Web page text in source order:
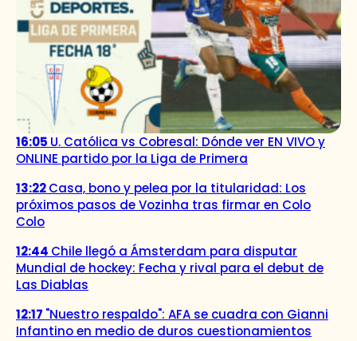
16:05 U. Católica vs Cobresal: Dónde ver EN VIVO y
ONLINE partido por la Liga de Primera
13:22Casa, bono y pelea por la titularidad: Los
próximos pasos de Vozinha tras firmar en Colo
Colo
12:44 Chile llegó a Ámsterdam para disputar
Mundial de hockey: Fecha y rival para el debut de
Las Diablas
12:17 "Nuestro respaldo": AFA se cuadra con Gianni
Infantino en medio de duros cuestionamientos